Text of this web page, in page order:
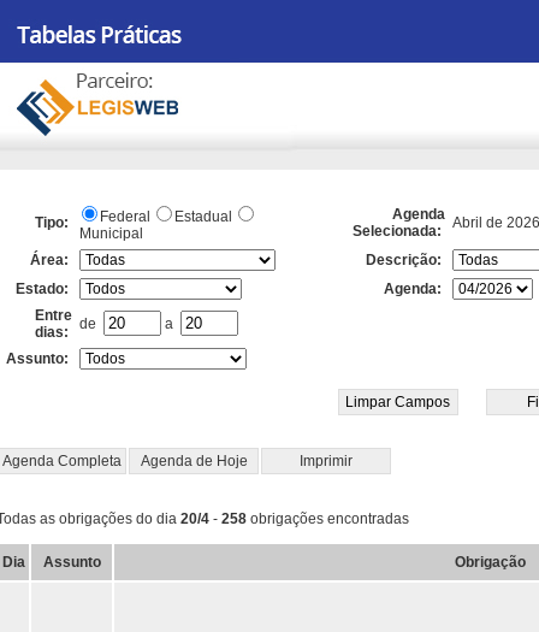
Tipo: Federal
Estadual
Municipal
Agenda
Selecionada:
Abril de 2026
Área:
Descrição:
Estado:
Agenda:
Entre
dias:
de a
Assunto:
Agenda Completa Agenda de Hoje Imprimir
as obrigações do dia 20/4 - 258 obrigações encontradas
Dia Assunto Obrigação